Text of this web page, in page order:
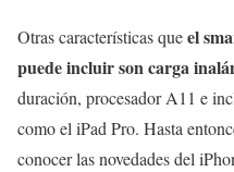
Otras características queel
puede incluir son carga
duración, procesador A11 e
como el iPad Pro. Hasta
conocer las novedades del